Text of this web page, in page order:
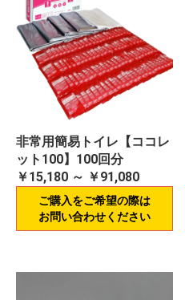
非常用簡易トイレ【ココレ
ット100】100回分
￥15,180 ～ ￥91,080
ご購入をご希望の際は
お問い合わせください